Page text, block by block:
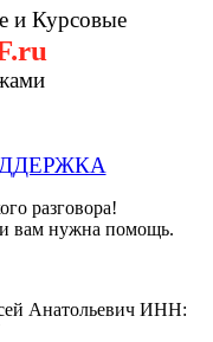
и Курсовые
разговора!
вам нужна помощь.
Анатольевич ИНН: